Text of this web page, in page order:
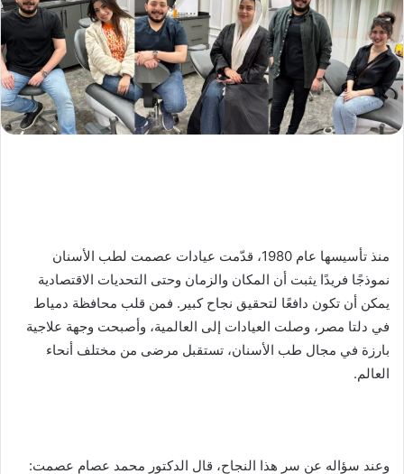
منذ تأسيسها عام 1980، قدّمت عيادات عصمت لطب الأسنان
نموذجًا فريدًا يثبت أن المكان والزمان وحتى التحديات الاقتصادية
يمكن أن تكون دافعًا لتحقيق نجاح كبير. فمن قلب محافظة دمياط
في دلتا مصر، وصلت العيادات إلى العالمية، وأصبحت وجهة علاجية
بارزة في مجال طب الأسنان، تستقبل مرضى من مختلف أنحاء
العالم.
وعند سؤاله عن سر هذا النجاح، قال الدكتور محمد عصام عصمت: